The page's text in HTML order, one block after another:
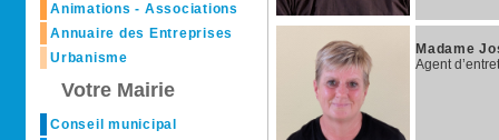
Animations - Associations
Annuaire des Entreprises
Urbanisme
Votre Mairie
Conseil municipal
Madame
Agent